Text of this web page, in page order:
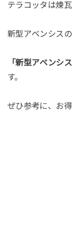
テラコッタは煉
新型アベンシス
「新型アベンシ
す。
ぜひ参考に、お